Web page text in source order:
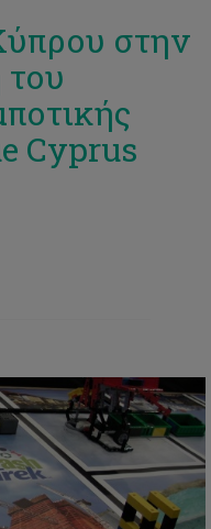
στην
του
Cyprus